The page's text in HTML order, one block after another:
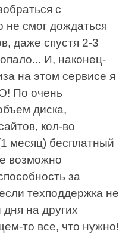
с
не смог дождаться
даже спустя 2-3
И, наконец-
на этом сервисе я
По очень
диска,
кол-во
месяц) бесплатный
возможно
за
техподдержка не
дня на других
то все, что нужно!